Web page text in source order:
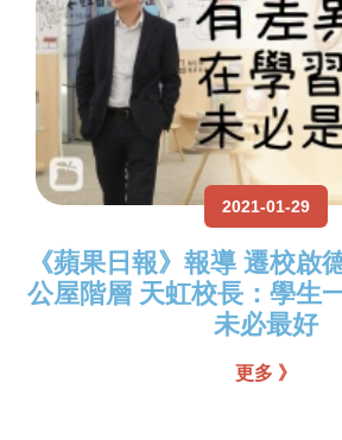
2021-01-29
《蘋果日報》報導 遷校啟
公屋階層 天虹校長：學生
未必最好
更多 》